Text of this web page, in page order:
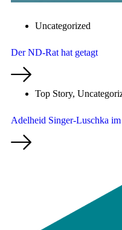
Uncategorized
Der ND-Rat hat getagt
Top Story,
Adelheid Singer-Luschka